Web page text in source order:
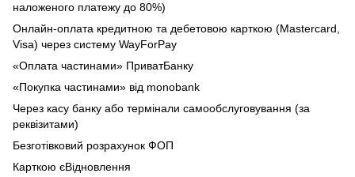
наложеного платежу до 80%)
Онлайн-оплата кредитною та дебетовою карткою (Mastercard,
Visa) через систему WayForPay
«Оплата частинами» ПриватБанку
«Покупка частинами» від monobank
Через касу банку або термінали самообслуговування (за
реквізитами)
Безготівковий розрахунок ФОП
Карткою єВідновлення